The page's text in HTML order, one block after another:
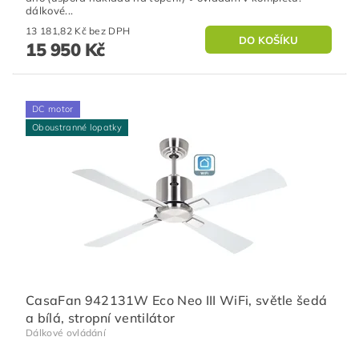
dálkové...
13 181,82 Kč bez DPH
15 950 Kč
DC motor
Oboustranné lopatky
CasaFan 942131W Eco Neo III WiFi, světle šedá
a bílá, stropní ventilátor
Dálkové ovládání